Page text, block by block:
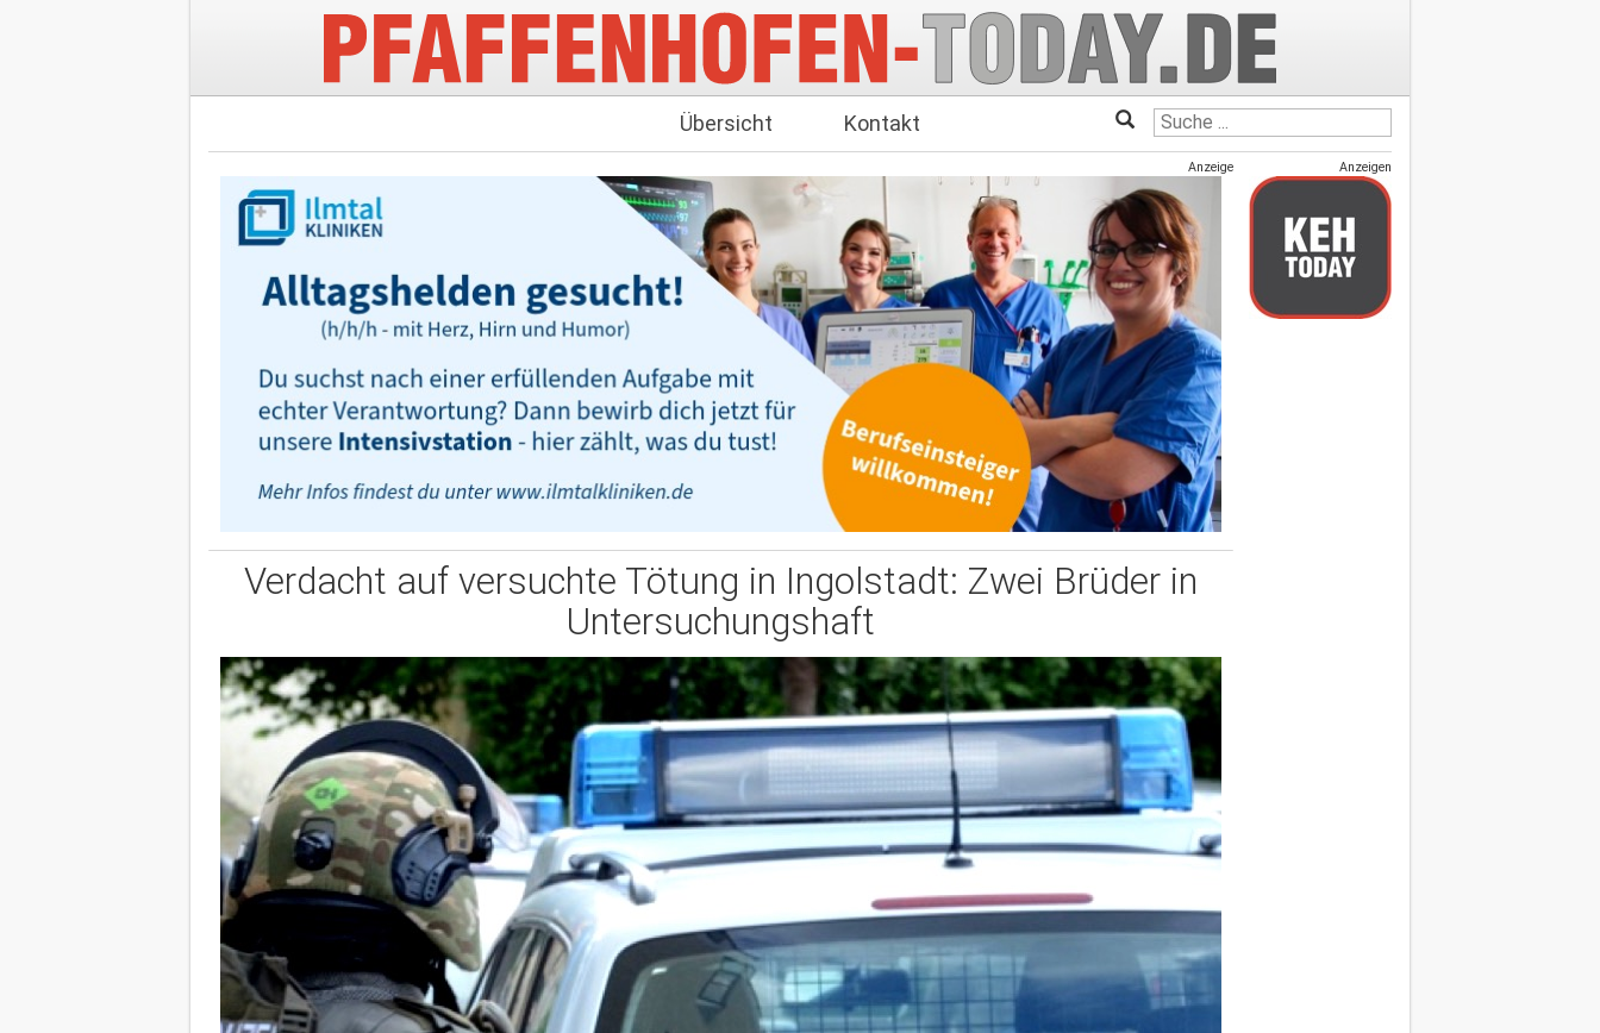
Übersicht Kontakt
Anzeige
Verdacht auf versuchte Tötung in Ingolstadt: Zwei Brüder in
Untersuchungshaft
Anzeigen